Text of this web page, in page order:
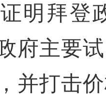
明拜登
府主要
并打击